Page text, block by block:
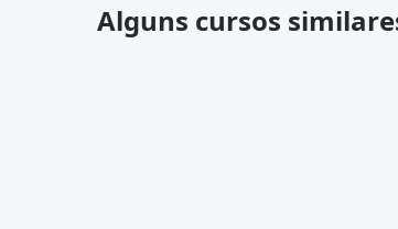
Alguns cursos